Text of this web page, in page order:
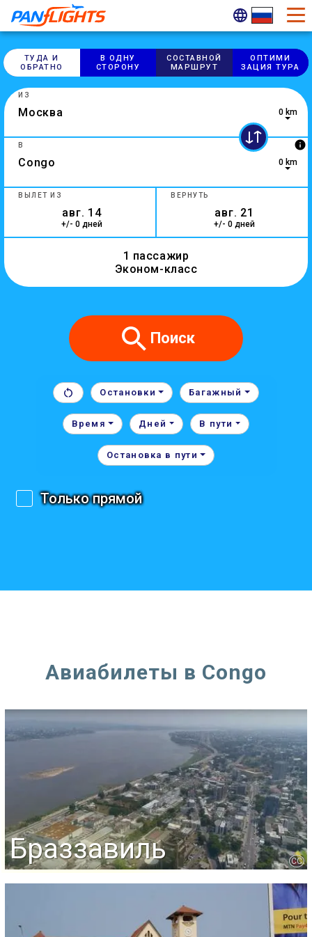
ТУДА И
ОБРАТНО
В ОДНУ
СТОРОНУ
СОСТАВНОЙ
МАРШРУТ
ОПТИМИ​
ЗАЦИЯ ТУРА
5 results are available, use up and down arrow keys to
ИЗ
0 km
0 results are available, use up and down arrow keys to
В info
0 km
ВЫЛЕТ ИЗ
+/- 0 дней
ВЕРНУТЬ
+/- 0 дней
1 пассажир
Эконом-класс
Поиск
Остановки Багажный
Время Дней В пути
Остановка в пути
Только прямой
Авиабилеты в Congo
Браззавиль CC